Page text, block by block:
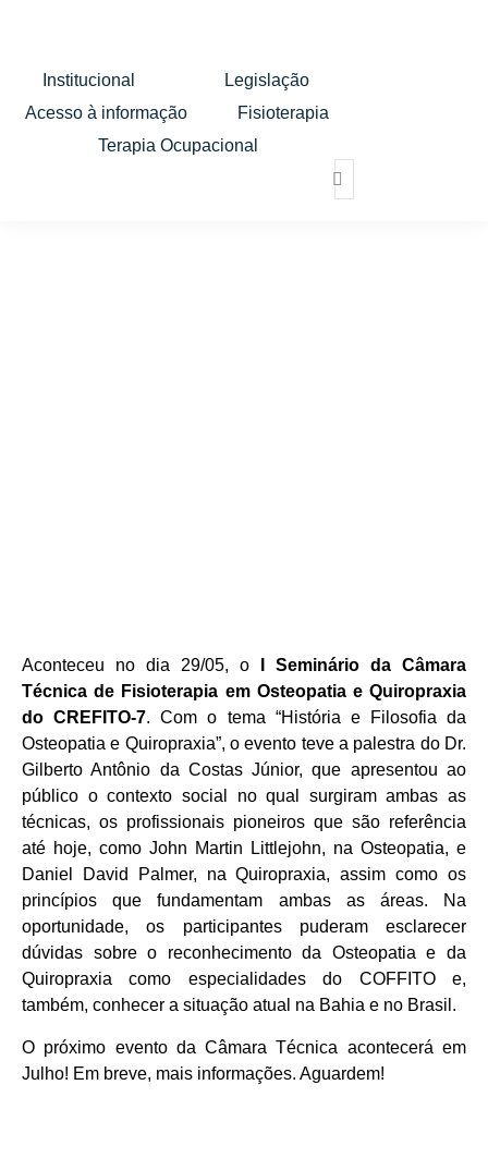
Institucional
Legislação
Acesso à informação
Fisioterapia
Terapia Ocupacional
Aconteceu no dia 29/05, o
I Seminário da Câmara
Técnica de Fisioterapia em Osteopatia e Quiropraxia
do CREFITO-7. Com o tema “História e Filosofia da
Osteopatia e Quiropraxia”, o evento teve a palestra do Dr.
Gilberto Antônio da Costas Júnior, que apresentou ao
público o contexto social no qual surgiram ambas as
técnicas, os profissionais pioneiros que são referência
até hoje, como John Martin Littlejohn, na Osteopatia, e
Daniel David Palmer, na Quiropraxia, assim como os
princípios que fundamentam ambas as áreas. Na
oportunidade, os participantes puderam esclarecer
dúvidas sobre o reconhecimento da Osteopatia e da
Quiropraxia como especialidades do COFFITO e,
também, conhecer a situação atual na Bahia e no Brasil.
O próximo evento da Câmara Técnica acontecerá em
Julho! Em breve, mais informações. Aguardem!